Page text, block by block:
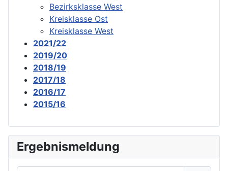
Bezirksklasse West
Kreisklasse Ost
Kreisklasse West
2021/22
2019/20
2018/19
2017/18
2016/17
2015/16
Ergebnismeldung